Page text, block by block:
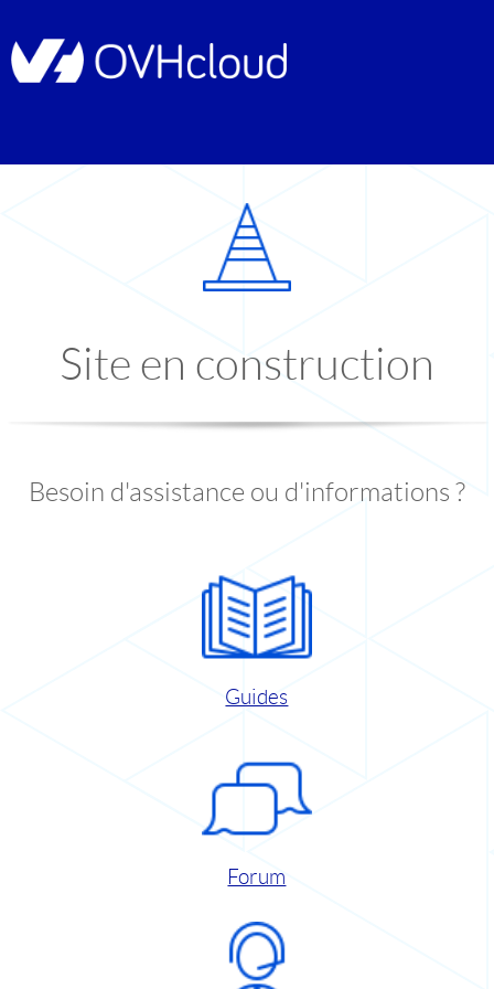
Site en construction
Besoin d'assistance ou d'informations ?
Guides
Forum